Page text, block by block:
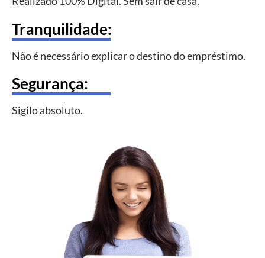
Tranquilidade:
Não é necessário explicar o destino do empréstimo.
Segurança:
Sigilo absoluto.